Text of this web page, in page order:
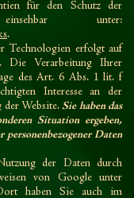
für den Schutz der
unter:
.
Technologien erfolgt auf
Verarbeitung Ihrer
des Art. 6 Abs. 1 lit. f
Interesse an der
der Website.Sie haben das
Situation ergeben,
personenbezogener Daten
der Daten durch
von Google unter
haben Sie auch im